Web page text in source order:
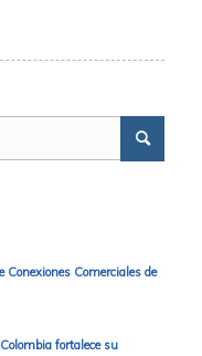
Conexiones Comerciales de
fortalece su